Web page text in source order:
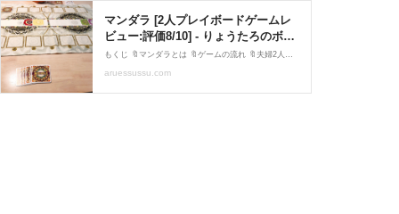
マンダラ [2人プレイボードゲームレ
ビュー:評価8/10] - りょうたろのボド
ゲブログ
もくじ 🔖マンダラとは 🔖ゲームの流れ 🔖夫婦2人でプレイ 🔖感想 🔖購入情報 マンダラとは 2人用 対戦カー
aruessussu.com